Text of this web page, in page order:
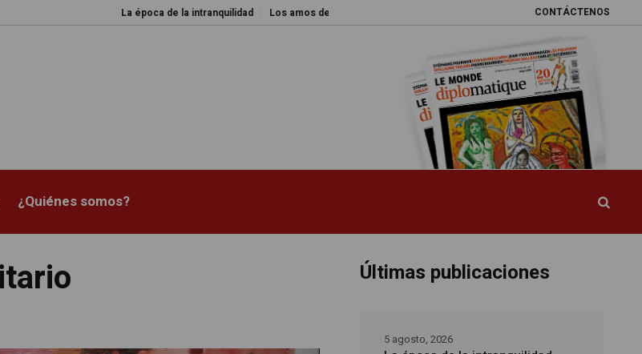
CONTÁCTENOS
La época de la intranquilidad Los amos del mundo La esquiva reforma del
¿Quiénes somos?
Últimas publicaciones
5 agosto, 2026